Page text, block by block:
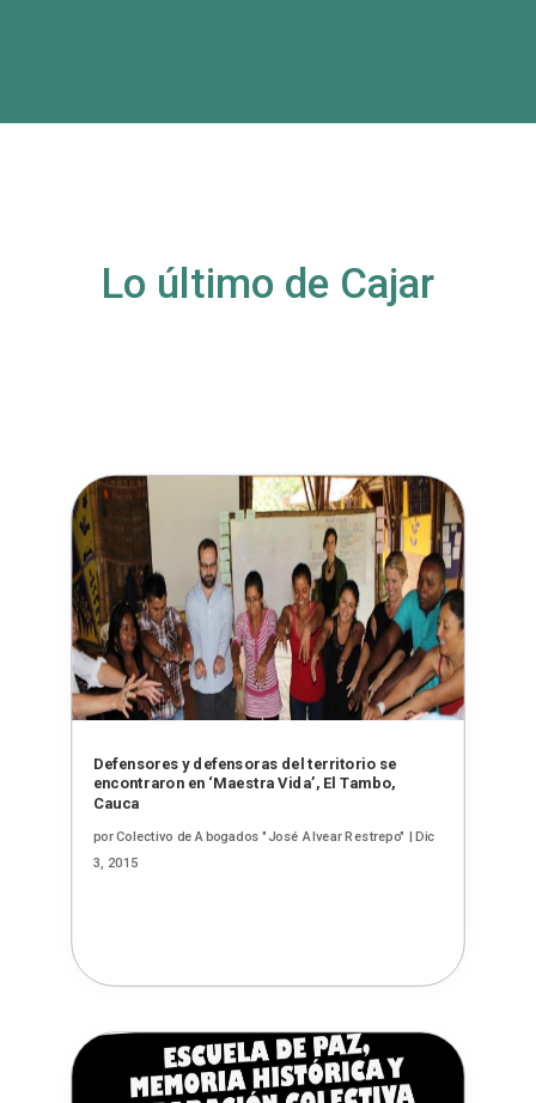
Lo último de Cajar
Defensores y defensoras del territorio se
encontraron en ‘Maestra Vida’, El Tambo,
Cauca
porColectivo de Abogados "José Alvear Restrepo" |Dic
3, 2015